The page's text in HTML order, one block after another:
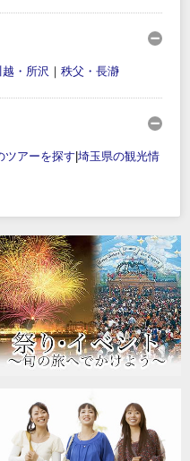
・所沢 ｜ 秩父・長瀞
ツアーを探す 埼玉県の観光情